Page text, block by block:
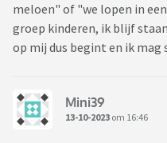
meloen" of "we lopen in
groep kinderen, ik blijf
op mij dus begint en ik mag
Mini39
13-10-2023 om 16:46